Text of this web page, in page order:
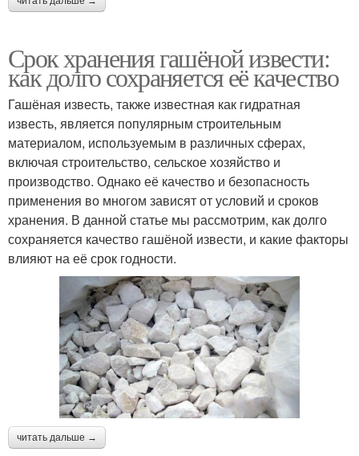
Срок хранения гашёной извести:
как долго сохраняется её качество
Гашёная известь, также известная как гидратная
известь, является популярным строительным
материалом, используемым в различных сферах,
включая строительство, сельское хозяйство и
производство. Однако её качество и безопасность
применения во многом зависят от условий и сроков
хранения. В данной статье мы рассмотрим, как долго
сохраняется качество гашёной извести, и какие факторы
влияют на её срок годности.
читать дальше →